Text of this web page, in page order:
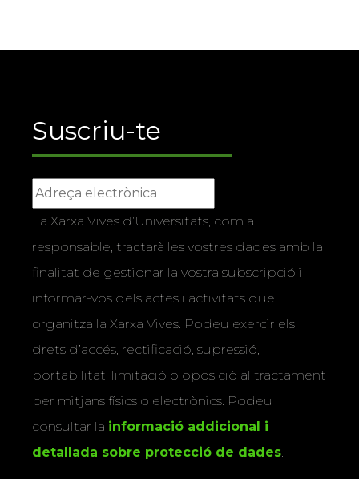
Suscriu-te
La Xarxa Vives d’Universitats, com a
responsable, tractarà les vostres dades amb la
finalitat de gestionar la vostra subscripció i
informar-vos dels actes i activitats que
organitza la Xarxa Vives. Podeu exercir els
drets d’accés, rectificació, supressió,
portabilitat, limitació o oposició al tractament
per mitjans físics o electrònics. Podeu
consultar la informació addicional i
detallada sobre protecció de dades.